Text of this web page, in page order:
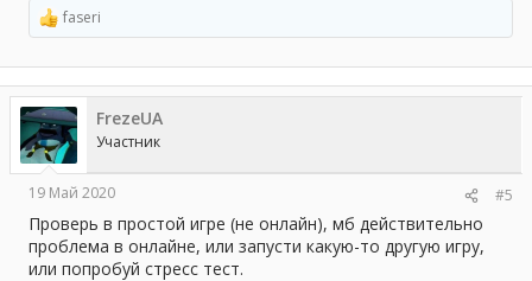
Р
е
а
к
ц
и
и
:
faseri
FrezeUA
Участник
19 Май 2020 #5
Проверь в простой игре (не онлайн), мб действительно
проблема в онлайне, или запусти какую-то другую игру,
или попробуй стресс тест.